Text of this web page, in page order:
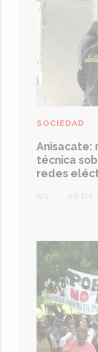
Anisacate:
técnica
redes
SN
SOCIEDAD
06 DE